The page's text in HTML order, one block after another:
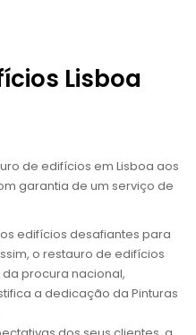
Lisboa
de edifícios em Lisboa aos
garantia de um serviço de
edifícios desafiantes para
o restauro de edifícios
procura nacional,
a dedicação da Pinturas